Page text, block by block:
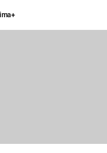
KOMEDIE